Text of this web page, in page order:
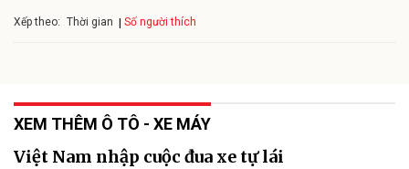
Xếp theo: Thời gian Số người thích
XEM THÊM Ô TÔ - XE MÁY
Việt Nam nhập cuộc đua xe tự lái